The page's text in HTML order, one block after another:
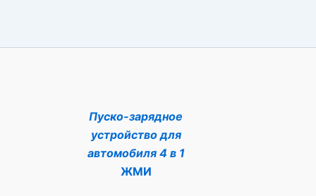
Пуско-зарядное
устройство для
автомобиля 4 в 1
ЖМИ